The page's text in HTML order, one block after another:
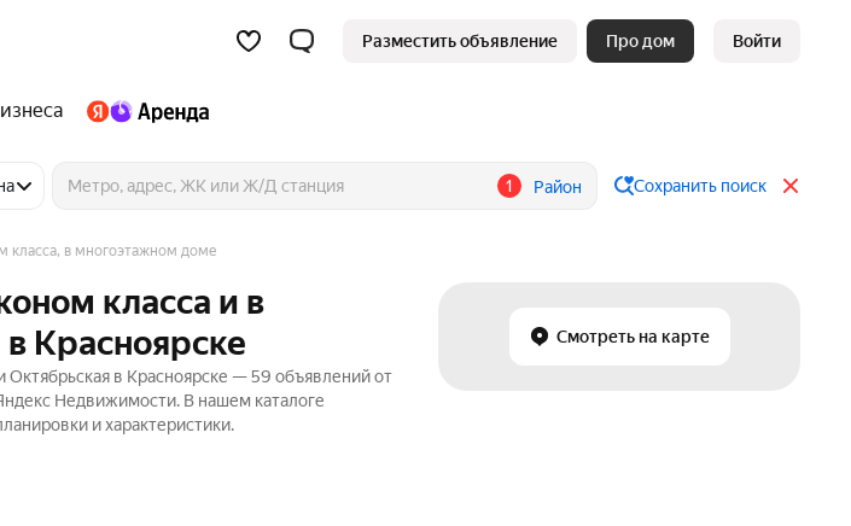
Разместить объявление Про дом Войти
1 Район Сохранить поиск
Смотреть на карте
класса, в многоэтажном доме
класса и в
Красноярске
в Красноярске — 59 объявлений от
Недвижимости. В нашем каталоге
и характеристики.